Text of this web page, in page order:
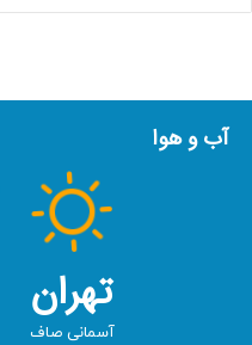
آب و هوا
تهران
آسمانی صاف